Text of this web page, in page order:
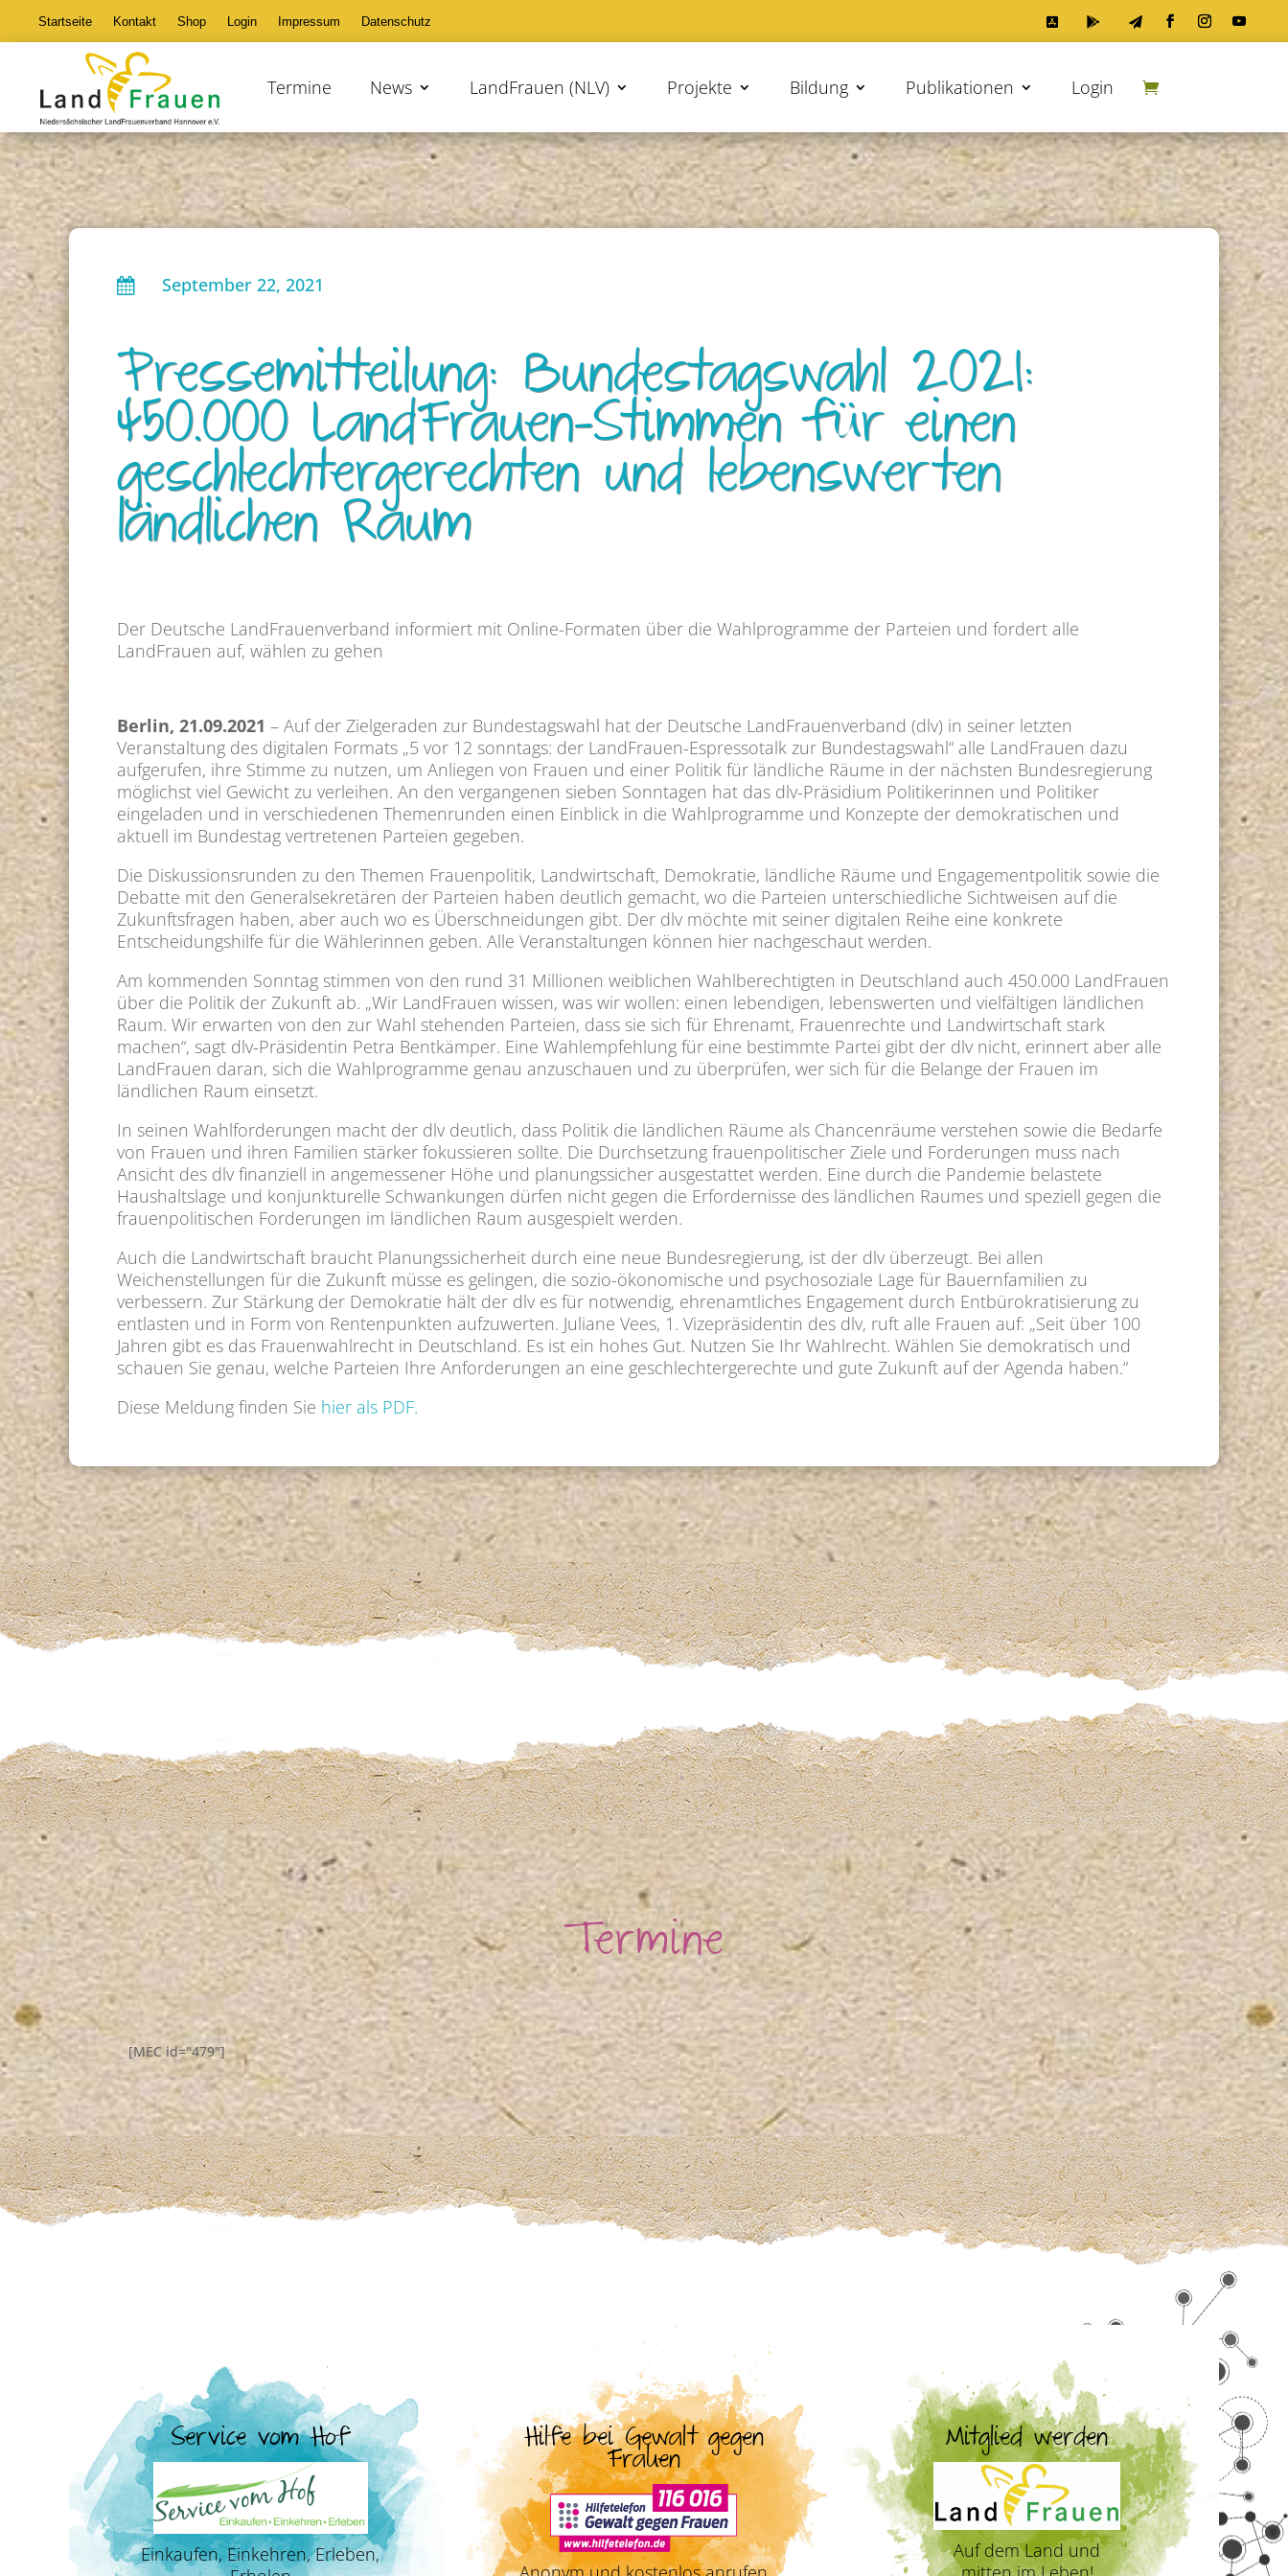
Startseite Kontakt Shop Login Impressum Datenschutz 


Termine News LandFrauen (NLV) Projekte Bildung Publikationen Login
 September 22, 2021
Pressemitteilung: Bundestagswahl 2021:
450.000 LandFrauen-Stimmen für einen
geschlechtergerechten und lebenswerten
ländlichen Raum
Der Deutsche LandFrauenverband informiert mit Online-Formaten über die Wahlprogramme der Parteien und fordert alle
LandFrauen auf, wählen zu gehen
Berlin, 21.09.2021 – Auf der Zielgeraden zur Bundestagswahl hat der Deutsche LandFrauenverband (dlv) in seiner letzten
Veranstaltung des digitalen Formats „5 vor 12 sonntags: der LandFrauen-Espressotalk zur Bundestagswahl“ alle LandFrauen dazu
aufgerufen, ihre Stimme zu nutzen, um Anliegen von Frauen und einer Politik für ländliche Räume in der nächsten Bundesregierung
möglichst viel Gewicht zu verleihen. An den vergangenen sieben Sonntagen hat das dlv-Präsidium Politikerinnen und Politiker
eingeladen und in verschiedenen Themenrunden einen Einblick in die Wahlprogramme und Konzepte der demokratischen und
aktuell im Bundestag vertretenen Parteien gegeben.
Die Diskussionsrunden zu den Themen Frauenpolitik, Landwirtschaft, Demokratie, ländliche Räume und Engagementpolitik sowie die
Debatte mit den Generalsekretären der Parteien haben deutlich gemacht, wo die Parteien unterschiedliche Sichtweisen auf die
Zukunftsfragen haben, aber auch wo es Überschneidungen gibt. Der dlv möchte mit seiner digitalen Reihe eine konkrete
Entscheidungshilfe für die Wählerinnen geben. Alle Veranstaltungen können hier nachgeschaut werden.
Am kommenden Sonntag stimmen von den rund 31 Millionen weiblichen Wahlberechtigten in Deutschland auch 450.000 LandFrauen
über die Politik der Zukunft ab. „Wir LandFrauen wissen, was wir wollen: einen lebendigen, lebenswerten und vielfältigen ländlichen
Raum. Wir erwarten von den zur Wahl stehenden Parteien, dass sie sich für Ehrenamt, Frauenrechte und Landwirtschaft stark
machen“, sagt dlv-Präsidentin Petra Bentkämper. Eine Wahlempfehlung für eine bestimmte Partei gibt der dlv nicht, erinnert aber alle
LandFrauen daran, sich die Wahlprogramme genau anzuschauen und zu überprüfen, wer sich für die Belange der Frauen im
ländlichen Raum einsetzt.
In seinen Wahlforderungen macht der dlv deutlich, dass Politik die ländlichen Räume als Chancenräume verstehen sowie die Bedarfe
von Frauen und ihren Familien stärker fokussieren sollte. Die Durchsetzung frauenpolitischer Ziele und Forderungen muss nach
Ansicht des dlv finanziell in angemessener Höhe und planungssicher ausgestattet werden. Eine durch die Pandemie belastete
Haushaltslage und konjunkturelle Schwankungen dürfen nicht gegen die Erfordernisse des ländlichen Raumes und speziell gegen die
frauenpolitischen Forderungen im ländlichen Raum ausgespielt werden.
Auch die Landwirtschaft braucht Planungssicherheit durch eine neue Bundesregierung, ist der dlv überzeugt. Bei allen
Weichenstellungen für die Zukunft müsse es gelingen, die sozio-ökonomische und psychosoziale Lage für Bauernfamilien zu
verbessern. Zur Stärkung der Demokratie hält der dlv es für notwendig, ehrenamtliches Engagement durch Entbürokratisierung zu
entlasten und in Form von Rentenpunkten aufzuwerten. Juliane Vees, 1. Vizepräsidentin des dlv, ruft alle Frauen auf: „Seit über 100
Jahren gibt es das Frauenwahlrecht in Deutschland. Es ist ein hohes Gut. Nutzen Sie Ihr Wahlrecht. Wählen Sie demokratisch und
schauen Sie genau, welche Parteien Ihre Anforderungen an eine geschlechtergerechte und gute Zukunft auf der Agenda haben.“
Diese Meldung finden Sie hier als PDF.
Termine
[MEC id="479"]
Service vom Hof
Einkaufen, Einkehren, Erleben,
Hilfe bei Gewalt gegen
Frauen
Mitglied werden
Auf dem Land und